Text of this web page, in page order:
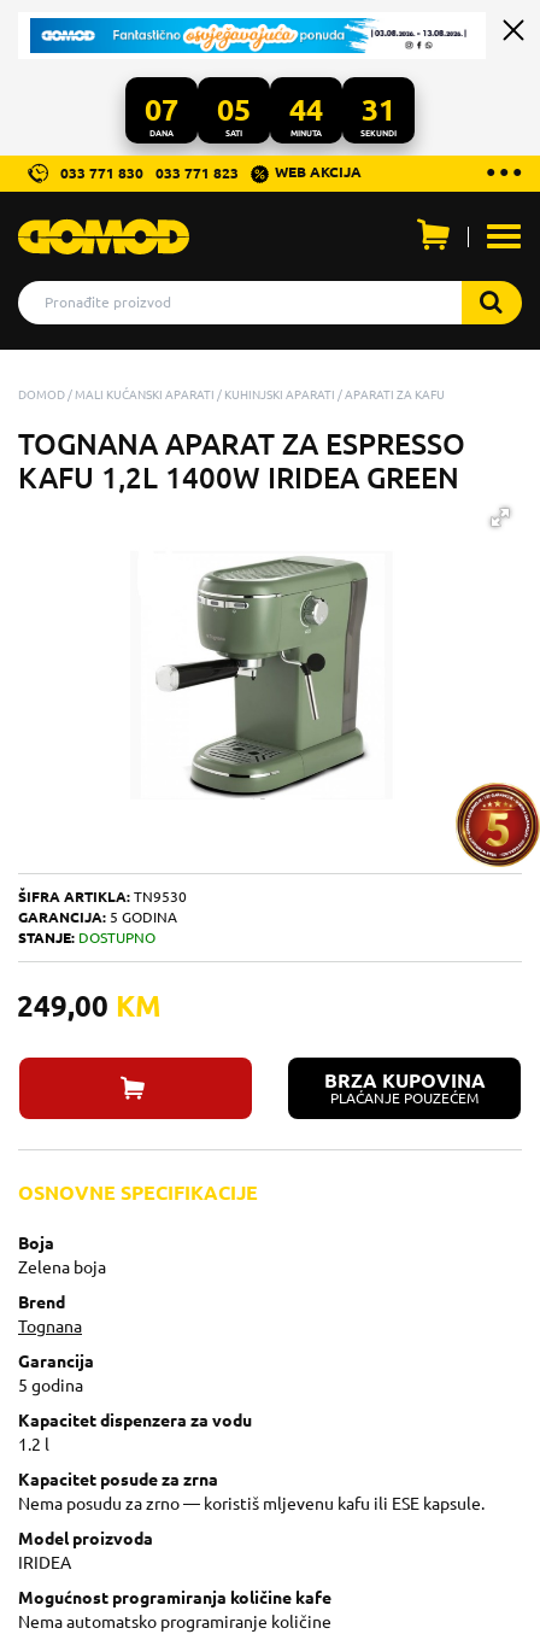
07
DANA
05
SATI
44
MINUTA
30
SEKUNDI
...
● ● ●
033 771 830 033 771 823 WEB AKCIJA
DOMOD MALI KUĆANSKI APARATI KUHINJSKI APARATI APARATI ZA KAFU
TOGNANA APARAT ZA ESPRESSO
KAFU 1,2L 1400W IRIDEA GREEN
ŠIFRA ARTIKLA: TN9530
GARANCIJA: 5 GODINA
STANJE: DOSTUPNO
249,00 KM
BRZA KUPOVINA
PLAĆANJE POUZEĆEM
OSNOVNE SPECIFIKACIJE
Boja
Zelena boja
Brend
Tognana
Garancija
5 godina
Kapacitet dispenzera za vodu
1.2 l
Kapacitet posude za zrna
Nema posudu za zrno — koristiš mljevenu kafu ili ESE kapsule.
Model proizvoda
IRIDEA
Mogućnost programiranja količine kafe
Nema automatsko programiranje količine